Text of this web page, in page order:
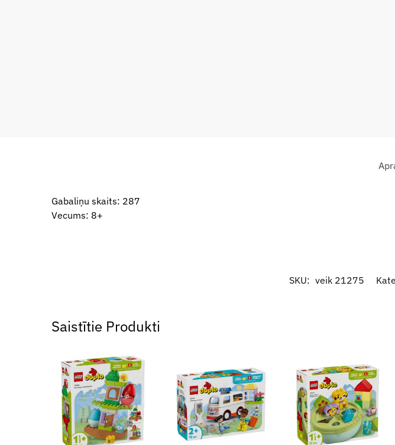
Gabaliņu skaits: 287
Vecums: 8+
SKU: veik 21275
Saistītie Produkti